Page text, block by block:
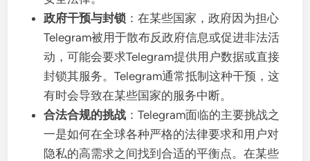
政府干预与封锁 ：在某些国家，政府因为担心
Telegram被用于散布反政府信息或促进非法活
动，可能会要求Telegram提供用户数据或直接
封锁其服务。Telegram通常抵制这种干预，这
有时会导致在某些国家的服务中断。
合法合规的挑战 ：Telegram面临的主要挑战之
一是如何在全球各种严格的法律要求和用户对
隐私的高需求之间找到合适的平衡点。在某些